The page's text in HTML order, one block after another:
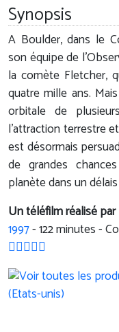
Synopsis
A Boulder, dans le
son équipe de
la comète Fletcher,
quatre mille ans.
orbitale de
l'attraction terrestre
est désormais
de grandes
planète dans un
Un téléfilm réalisé par
1997-122minutes -